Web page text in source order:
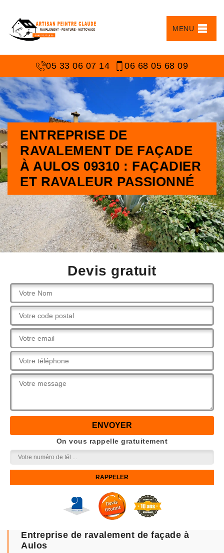
MENU
05 33 06 07 14 06 68 05 68 09
ENTREPRISE DE
RAVALEMENT DE FAÇADE
À AULOS 09310 : FAÇADIER
ET RAVALEUR PASSIONNÉ
Devis gratuit
On vous rappelle gratuitement
Entreprise de ravalement de façade à
Aulos